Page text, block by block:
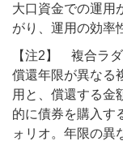
大口資金での運用
がり、運用の効率
【注2】 複合ラ
償還年限が異なる
用と、償還する金
的に債券を購入す
ォリオ。年限の異